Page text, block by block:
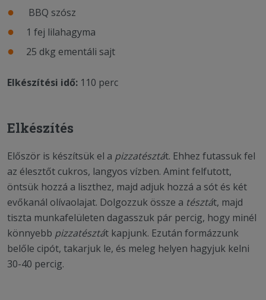
BBQ szósz
1 fej lilahagyma
25 dkg ementáli sajt
Elkészítési idő: 110 perc
Elkészítés
Először is készítsük el a pizzatésztát. Ehhez futassuk fel
az élesztőt cukros, langyos vízben. Amint felfutott,
öntsük hozzá a liszthez, majd adjuk hozzá a sót és két
evőkanál olívaolajat. Dolgozzuk össze a tésztát, majd
tiszta munkafelületen dagasszuk pár percig, hogy minél
könnyebb pizzatésztát kapjunk. Ezután formázzunk
belőle cipót, takarjuk le, és meleg helyen hagyjuk kelni
30-40 percig.